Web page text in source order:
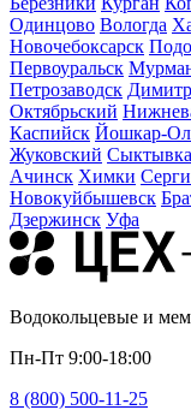
Одинцово Вологда
Новочебоксарск
Первоуральск
Петрозаводск
Октябрьский
Каспийск Йошкар-
Жуковский
Ачинск Химки
Новокуйбышевск
Дзержинск Уфа
Водокольцевые и
Пн-Пт 9:00-18:00
8 (800) 500-11-25